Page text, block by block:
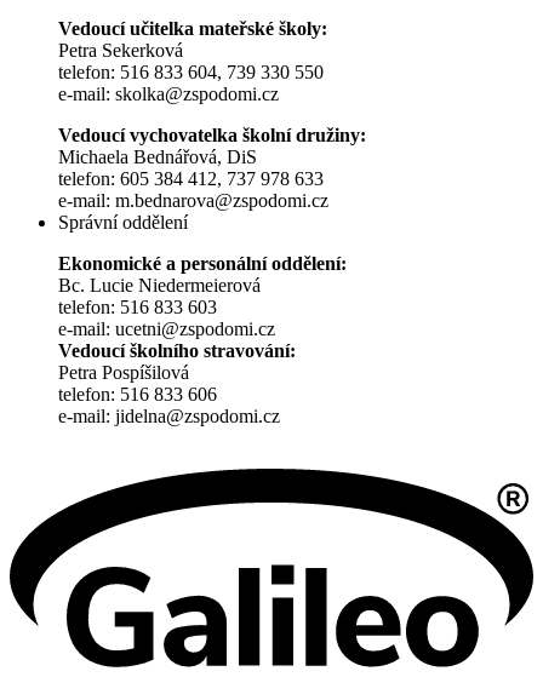
Vedoucí učitelka mateřské školy:
Petra Sekerková
telefon: 516 833 604, 739 330 550
e-mail: skolka@zspodomi.cz
Vedoucí vychovatelka školní družiny:
Michaela Bednářová, DiS
telefon: 605 384 412, 737 978 633
e-mail: m.bednarova@zspodomi.cz
Správní oddělení
Ekonomické a personální oddělení:
Bc. Lucie Niedermeierová
telefon: 516 833 603
e-mail: ucetni@zspodomi.cz
Vedoucí školního stravování:
Petra Pospíšilová
telefon: 516 833 606
e-mail: jidelna@zspodomi.cz